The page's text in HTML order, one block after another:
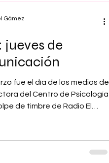
jueves de
fue el día de los medios de
del Centro de Psicología
de timbre de Radio El
la entrevista versó
las pantallas y las redes
Gámez